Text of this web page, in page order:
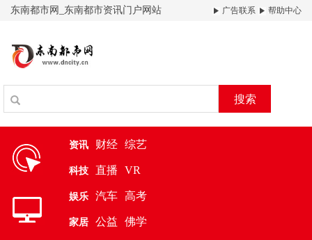
东南都市网_东南都市资讯门户网站 广告联系 帮助中心
搜索
资讯 财经 综艺
科技 直播 VR
娱乐 汽车 高考
家居 公益 佛学